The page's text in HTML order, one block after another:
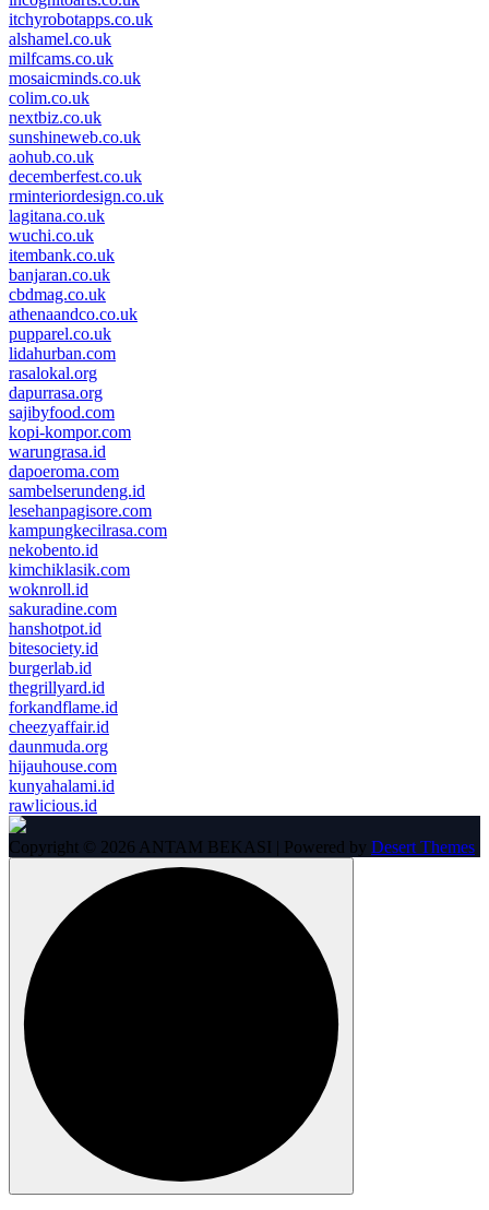
itchyrobotapps.co.uk
alshamel.co.uk
milfcams.co.uk
mosaicminds.co.uk
colim.co.uk
nextbiz.co.uk
sunshineweb.co.uk
aohub.co.uk
decemberfest.co.uk
rminteriordesign.co.uk
lagitana.co.uk
wuchi.co.uk
itembank.co.uk
banjaran.co.uk
cbdmag.co.uk
athenaandco.co.uk
pupparel.co.uk
lidahurban.com
rasalokal.org
dapurrasa.org
sajibyfood.com
kopi-kompor.com
warungrasa.id
dapoeroma.com
sambelserundeng.id
lesehanpagisore.com
kampungkecilrasa.com
nekobento.id
kimchiklasik.com
woknroll.id
sakuradine.com
hanshotpot.id
bitesociety.id
burgerlab.id
thegrillyard.id
forkandflame.id
cheezyaffair.id
daunmuda.org
hijauhouse.com
kunyahalami.id
rawlicious.id
Copyright © 2026 ANTAM BEKASI | Powered by Desert Themes